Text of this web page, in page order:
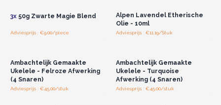
3x50g Zwarte Magie Blend
Adviesprijs : €9.00/piece
Alpen Lavendel Etherische
Olie - 10ml
Adviesprijs : €11.19/Stuk
Ambachtelijk Gemaakte
Ukelele - Felroze Afwerking
(4 Snaren)
Adviesprijs : €45.00/stuk
Ambachtelijk Gemaakte
Ukelele - Turquoise
Afwerking (4 Snaren)
Adviesprijs : €45.00/stuk